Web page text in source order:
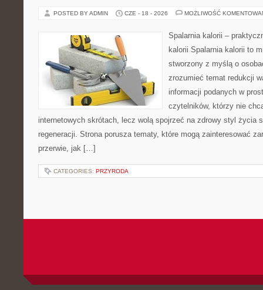
POSTED BY ADMIN CZE - 18 - 2026 MOŻLIWOŚĆ
Spalarnia kalorii –
kalorii Spalarnia kalorii to
stworzony z myślą o
zrozumieć temat redukcji
informacji podanych w
czytelników, którzy nie
internetowych skrótach, lecz wolą spojrzeć na zdrowy styl życia
regeneracji. Strona porusza tematy, które mogą zainteresować
przerwie, jak […]
CATEGORIES: PRZYRODA